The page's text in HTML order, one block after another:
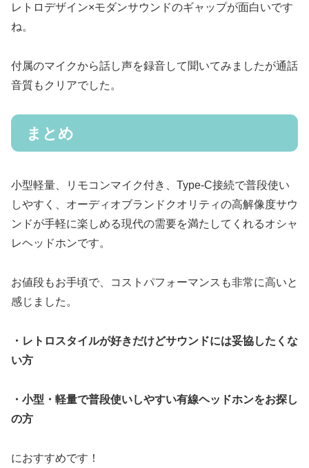
レトロデザイン×モダンサウンドのギャップが面白いです
ね。
付属のマイクから話し声を録音して聞いてみましたが通話
音質もクリアでした。
まとめ
小型軽量、リモコンマイク付き、Type-C接続で普段使い
しやすく、オーディオブランドクオリティの高解像度サウ
ンドが手軽に楽しめる現代の需要を満たしてくれるオシャ
レヘッドホンです。
お値段もお手頃で、コストパフォーマンスも非常に高いと
感じました。
・レトロスタイルが好きだけどサウンドには妥協したくな
い方
・小型・軽量で普段使いしやすい有線ヘッドホンをお探し
の方
におすすめです！